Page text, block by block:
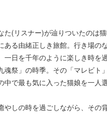
た(リスナー)が辿りついたのは
ある由緒正しき旅館。行き場
一日を千年のように楽しき時を
魂祭」の時季。その「マレビト
中で最も気に入った猫娘を一人
やしの時を過ごしながら、その